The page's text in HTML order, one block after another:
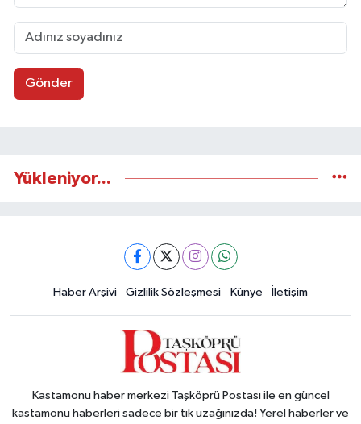
Gönder
Yükleniyor...
Haber Arşivi Gizlilik Sözleşmesi Künye İletişim
Kastamonu haber merkezi Taşköprü Postası ile en güncel
kastamonu haberleri sadece bir tık uzağınızda! Yerel haberler ve